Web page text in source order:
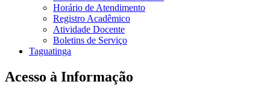
Horário de Atendimento
Registro Acadêmico
Atividade Docente
Boletins de Serviço
Taguatinga
Acesso à Informação